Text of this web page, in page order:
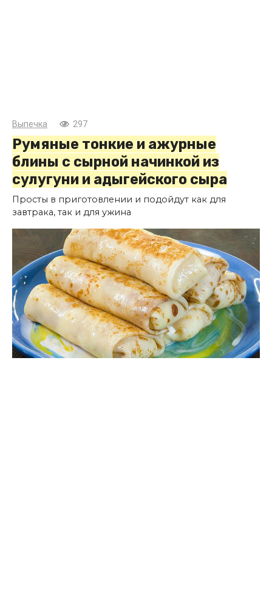
Выпечка 297
Румяные тонкие и ажурные
блины с сырной начинкой из
сулугуни и адыгейского сыра
Просты в приготовлении и подойдут как для
завтрака, так и для ужина